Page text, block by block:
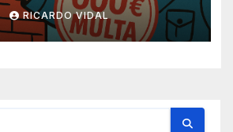
RICARDO VIDAL